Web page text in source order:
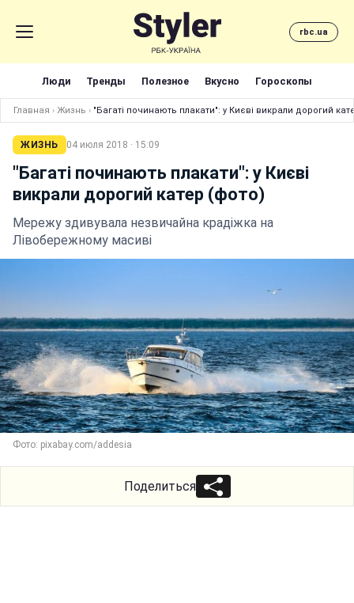
rbc.ua
Люди Тренды Полезное Вкусно Гороскопы
Главная › Жизнь › "Багаті починають плакати": у Києві викрали дорогий
ЖИЗНЬ 04 июля 2018 · 15:09
"Багаті починають плакати": у Києві
викрали дорогий катер (фото)
Мережу здивувала незвичайна крадіжка на
Лівобережному масиві
Фото: pixabay.com/addesia
Поделиться